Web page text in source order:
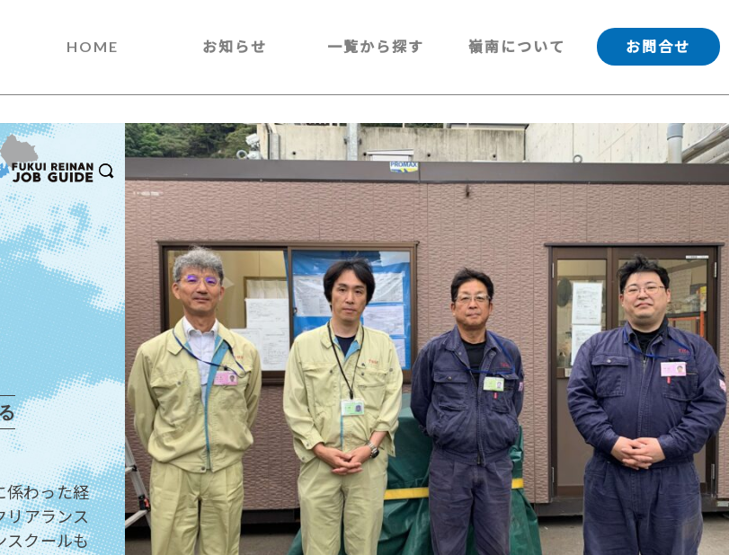
HOME お知らせ 一覧から探す 嶺南について お問合せ
係わった経
リアランス
スクールも